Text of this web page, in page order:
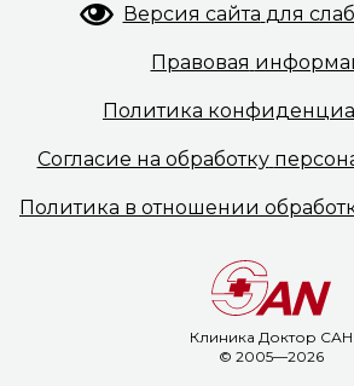
Клиника Доктор САН
© 2005—2026
Версия сайта для
Правовая
Политика
Согласие на обработку
Политика в отношении